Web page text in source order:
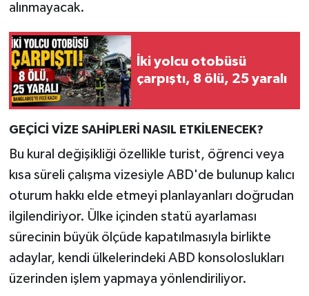
alınmayacak.
İki yolcu otobüsü
çarpıştı, 8 ölü, 25 yaralı
GEÇİCİ VİZE SAHİPLERİ NASIL ETKİLENECEK?
Bu kural değişikliği özellikle turist, öğrenci veya
kısa süreli çalışma vizesiyle ABD'de bulunup kalıcı
oturum hakkı elde etmeyi planlayanları doğrudan
ilgilendiriyor. Ülke içinden statü ayarlaması
sürecinin büyük ölçüde kapatılmasıyla birlikte
adaylar, kendi ülkelerindeki ABD konsoloslukları
üzerinden işlem yapmaya yönlendiriliyor.